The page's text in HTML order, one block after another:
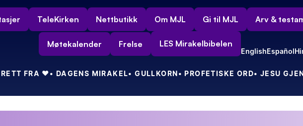
TeleKirken Nettbutikk Om MJL Gi til MJL Arv &
Møtekalender Frelse LES Mirakelbibelen
EnglishEspañol
RETT FRA ❤️• DAGENS MIRAKEL• GULLKORN• PROFETISKE ORD• JESU
– med kraft!